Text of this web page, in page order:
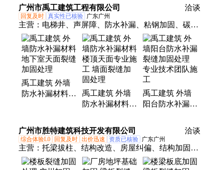
广州市禹工建筑工程有限公司
洽谈
回复及时 真实性已核验 广东广州
主营： 电梯井、声屏障、防水补漏、粘钢加固、碳纤
维加固、地基加固方法、防水施工服务、厕所防水堵
漏、建筑植筋方案、漏水维修服务、免砸砖卫生间、
卫生间防水施工、卫生间防水方案
禹工建筑 外墙
防水补漏材料
禹工建筑 外墙
防水补漏材料
工 墙面裂缝加
固处理
禹工建筑 外墙
阳台防水补漏
专业技术团队施
工
广州市胜特建筑科技开发有限公司 洽谈
综合体验L0 回复及时 出价迅速 资质已核验 广东广州
主营： 托梁拔柱、结构改造、房屋纠偏、结构加固设
计、基础加固、裂缝处理、建筑加固改造、厂房加